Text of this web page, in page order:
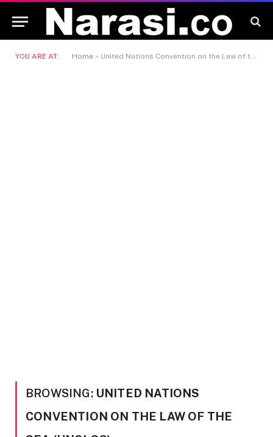
YOU ARE AT: Home » United Nations Convention on the Law of the Sea (UNCLOS)
BROWSING: UNITED NATIONS
CONVENTION ON THE LAW OF THE